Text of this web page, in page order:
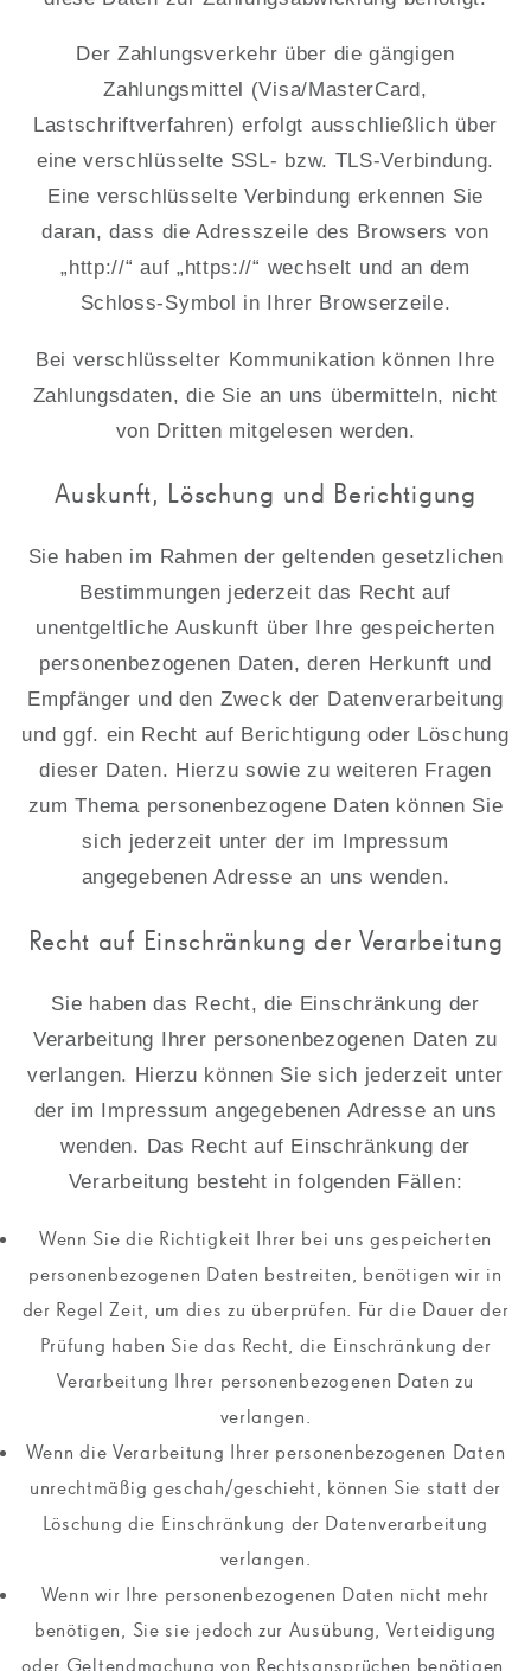
Der Zahlungsverkehr über die gängigen
Zahlungsmittel (Visa/MasterCard,
Lastschriftverfahren) erfolgt ausschließlich über
eine verschlüsselte SSL- bzw. TLS-Verbindung.
Eine verschlüsselte Verbindung erkennen Sie
daran, dass die Adresszeile des Browsers von
„http://“ auf „https://“ wechselt und an dem
Schloss-Symbol in Ihrer Browserzeile.
Bei verschlüsselter Kommunikation können Ihre
Zahlungsdaten, die Sie an uns übermitteln, nicht
von Dritten mitgelesen werden.
Auskunft, Löschung und Berichtigung
Sie haben im Rahmen der geltenden gesetzlichen
Bestimmungen jederzeit das Recht auf
unentgeltliche Auskunft über Ihre gespeicherten
personenbezogenen Daten, deren Herkunft und
Empfänger und den Zweck der Datenverarbeitung
und ggf. ein Recht auf Berichtigung oder Löschung
dieser Daten. Hierzu sowie zu weiteren Fragen
zum Thema personenbezogene Daten können Sie
sich jederzeit unter der im Impressum
angegebenen Adresse an uns wenden.
Recht auf Einschränkung der Verarbeitung
Sie haben das Recht, die Einschränkung der
Verarbeitung Ihrer personenbezogenen Daten zu
verlangen. Hierzu können Sie sich jederzeit unter
der im Impressum angegebenen Adresse an uns
wenden. Das Recht auf Einschränkung der
Verarbeitung besteht in folgenden Fällen:
Wenn Sie die Richtigkeit Ihrer bei uns gespeicherten
personenbezogenen Daten bestreiten, benötigen wir in
der Regel Zeit, um dies zu überprüfen. Für die Dauer der
Prüfung haben Sie das Recht, die Einschränkung der
Verarbeitung Ihrer personenbezogenen Daten zu
verlangen.
Wenn die Verarbeitung Ihrer personenbezogenen Daten
unrechtmäßig geschah/geschieht, können Sie statt der
Löschung die Einschränkung der Datenverarbeitung
verlangen.
Wenn wir Ihre personenbezogenen Daten nicht mehr
benötigen, Sie sie jedoch zur Ausübung, Verteidigung
oder Geltendmachung von Rechtsansprüchen benötigen,